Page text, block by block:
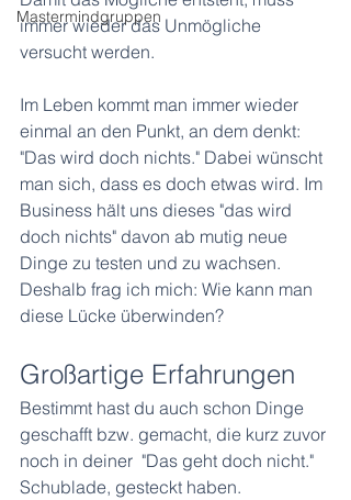
Mastermindgruppen
immer wieder das Unmögliche
versucht werden.
Im Leben kommt man immer wieder
einmal an den Punkt, an dem denkt:
"Das wird doch nichts." Dabei wünscht
man sich, dass es doch etwas wird. Im
Business hält uns dieses "das wird
doch nichts" davon ab mutig neue
Dinge zu testen und zu wachsen.
Deshalb frag ich mich: Wie kann man
diese Lücke überwinden?
Großartige Erfahrungen
Bestimmt hast du auch schon Dinge
geschafft bzw. gemacht, die kurz zuvor
noch in deiner  "Das geht doch nicht."
Schublade, gesteckt haben.